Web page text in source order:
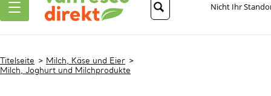
Nicht Ihr
Titelseite
Milch, Käse und Eier
Milch, Joghurt und Milchprodukte